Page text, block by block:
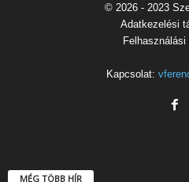
© 2026 - 2023
Adatkezelési
Felhasználási
Kapcsolat:
MÉG TÖBB HÍR